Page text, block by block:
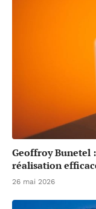
Geoffroy Bunetel
réalisation
26 mai 2026